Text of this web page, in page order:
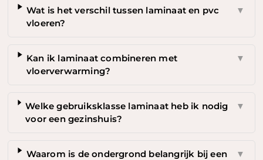
Wat is het verschil tussen laminaat en pvc
vloeren?
▼
Kan ik laminaat combineren met
vloerverwarming?
▼
Welke gebruiksklasse laminaat heb ik nodig
voor een gezinshuis?
▼
Waarom is de ondergrond belangrijk bij een
▼